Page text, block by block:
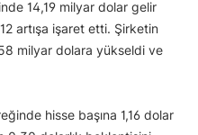
14,19 milyar dolar gelir
artışa işaret etti. Şirketin
milyar dolara yükseldi ve
hisse başına 1,16 dolar